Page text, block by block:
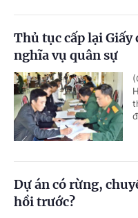
Thủ tục cấp lại
nghĩa vụ quân sự
Dự án có rừng,
hồi trước?